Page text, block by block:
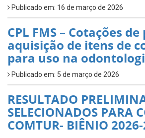
Publicado em: 16 de março de 2026
CPL FMS – Cotações
aquisição de itens de
para uso na
Publicado em: 5 de março de 2026
RESULTADO
SELECIONADOS PARA
COMTUR- BIÊNIO